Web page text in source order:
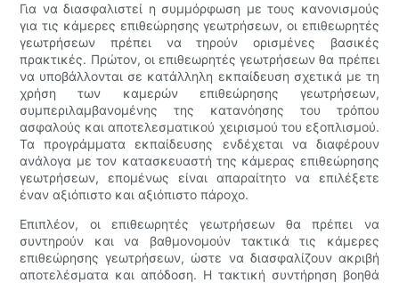
Για να διασφαλιστεί η συμμόρφωση με τους κανονισμούς
για τις κάμερες επιθεώρησης γεωτρήσεων, οι επιθεωρητές
γεωτρήσεων πρέπει να τηρούν ορισμένες βασικές
πρακτικές. Πρώτον, οι επιθεωρητές γεωτρήσεων θα πρέπει
να υποβάλλονται σε κατάλληλη εκπαίδευση σχετικά με τη
χρήση των καμερών επιθεώρησης γεωτρήσεων,
συμπεριλαμβανομένης της κατανόησης του τρόπου
ασφαλούς και αποτελεσματικού χειρισμού του εξοπλισμού.
Τα προγράμματα εκπαίδευσης ενδέχεται να διαφέρουν
ανάλογα με τον κατασκευαστή της κάμερας επιθεώρησης
γεωτρήσεων, επομένως είναι απαραίτητο να επιλέξετε
έναν αξιόπιστο και αξιόπιστο πάροχο.
Επιπλέον, οι επιθεωρητές γεωτρήσεων θα πρέπει να
συντηρούν και να βαθμονομούν τακτικά τις κάμερες
επιθεώρησης γεωτρήσεων, ώστε να διασφαλίζουν ακριβή
αποτελέσματα και απόδοση. Η τακτική συντήρηση βοηθά